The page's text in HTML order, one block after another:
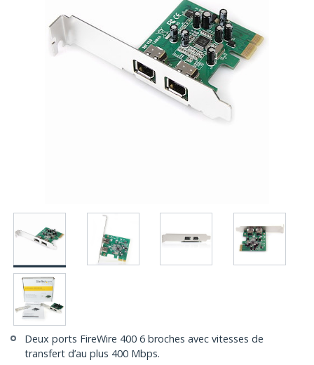
Deux ports FireWire 400 6 broches avec vitesses de
transfert d’au plus 400 Mbps.